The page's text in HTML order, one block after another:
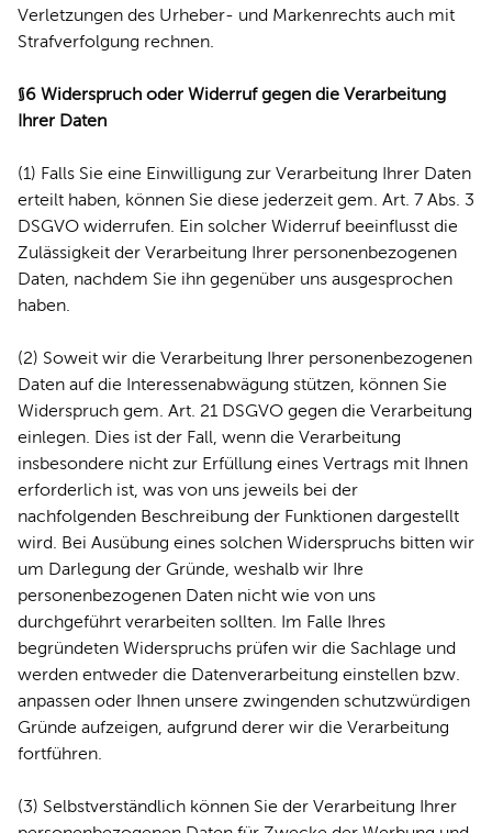
Verletzungen des Urheber- und Markenrechts auch mit
Strafverfolgung rechnen.
§6 Widerspruch oder Widerruf gegen die Verarbeitung
Ihrer Daten
(1) Falls Sie eine Einwilligung zur Verarbeitung Ihrer Daten
erteilt haben, können Sie diese jederzeit gem. Art. 7 Abs. 3
DSGVO widerrufen. Ein solcher Widerruf beeinflusst die
Zulässigkeit der Verarbeitung Ihrer personenbezogenen
Daten, nachdem Sie ihn gegenüber uns ausgesprochen
haben.
(2) Soweit wir die Verarbeitung Ihrer personenbezogenen
Daten auf die Interessenabwägung stützen, können Sie
Widerspruch gem. Art. 21 DSGVO gegen die Verarbeitung
einlegen. Dies ist der Fall, wenn die Verarbeitung
insbesondere nicht zur Erfüllung eines Vertrags mit Ihnen
erforderlich ist, was von uns jeweils bei der
nachfolgenden Beschreibung der Funktionen dargestellt
wird. Bei Ausübung eines solchen Widerspruchs bitten wir
um Darlegung der Gründe, weshalb wir Ihre
personenbezogenen Daten nicht wie von uns
durchgeführt verarbeiten sollten. Im Falle Ihres
begründeten Widerspruchs prüfen wir die Sachlage und
werden entweder die Datenverarbeitung einstellen bzw.
anpassen oder Ihnen unsere zwingenden schutzwürdigen
Gründe aufzeigen, aufgrund derer wir die Verarbeitung
fortführen.
(3) Selbstverständlich können Sie der Verarbeitung Ihrer